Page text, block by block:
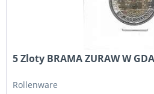
5 Zloty BRAMA ZURAW W
Rollenware